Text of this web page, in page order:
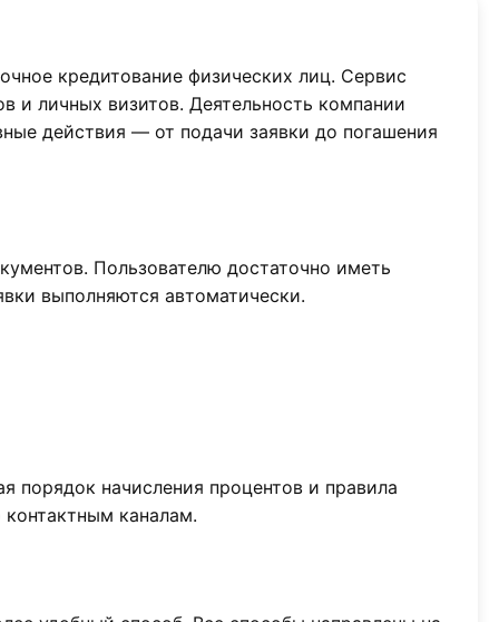
кредитование физических лиц. Сервис
и личных визитов. Деятельность компании
действия — от подачи заявки до погашения
Пользователю достаточно иметь
выполняются автоматически.
порядок начисления процентов и правила
каналам.